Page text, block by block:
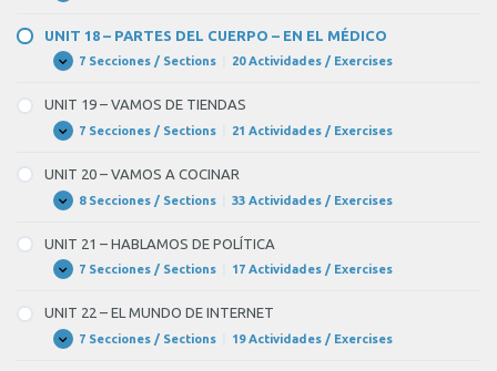
CIUDAD
–
DEPORTES
Y
UNIT 18 – PARTES DEL CUERPO – EN EL MÉDICO
Expandir
UNIT
–
PARTES
DEL
CUERPO
EN
EL
MÉDICO
7 Secciones / Sections 20 Actividades / Exercises
UNIT 19 – VAMOS DE TIENDAS
Expandir
UNIT
–
VAMOS
DE
TIENDAS
7 Secciones / Sections 21 Actividades / Exercises
UNIT 20 – VAMOS A COCINAR
Expandir
UNIT
–
VAMOS
A
COCINAR
8 Secciones / Sections 33 Actividades / Exercises
UNIT 21 – HABLAMOS DE POLÍTICA
Expandir
UNIT
–
HABLAMOS
DE
POLÍTICA
7 Secciones / Sections 17 Actividades / Exercises
UNIT 22 – EL MUNDO DE INTERNET
Expandir
UNIT7 Secciones / Sections 19 Actividades / Exercises